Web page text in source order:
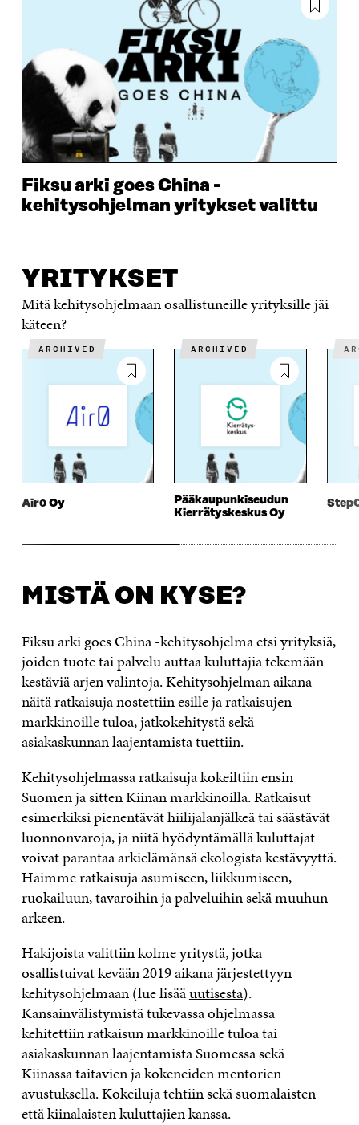
Fiksu arki goes China -
kehitysohjelman yritykset valittu
YRITYKSET
Mitä kehitysohjelmaan osallistuneille yrityksille jäi
käteen?
ARCHIVED
Air0 Oy
ARCHIVED
Pääkaupunkiseudun
Kierrätyskeskus Oy
MISTÄ ON KYSE?
Fiksu arki goes China -kehitysohjelma etsi yrityksiä,
joiden tuote tai palvelu auttaa kuluttajia tekemään
kestäviä arjen valintoja. Kehitysohjelman aikana
näitä ratkaisuja nostettiin esille ja ratkaisujen
markkinoille tuloa, jatkokehitystä sekä
asiakaskunnan laajentamista tuettiin.
Kehitysohjelmassa ratkaisuja kokeiltiin ensin
Suomen ja sitten Kiinan markkinoilla. Ratkaisut
esimerkiksi pienentävät hiilijalanjälkeä tai säästävät
luonnonvaroja, ja niitä hyödyntämällä kuluttajat
voivat parantaa arkielämänsä ekologista kestävyyttä.
Haimme ratkaisuja asumiseen, liikkumiseen,
ruokailuun, tavaroihin ja palveluihin sekä muuhun
arkeen.
Hakijoista valittiin kolme yritystä, jotka
osallistuivat kevään 2019 aikana järjestettyyn
kehitysohjelmaan (lue lisääuutisesta).
Kansainvälistymistä tukevassa ohjelmassa
kehitettiin ratkaisun markkinoille tuloa tai
asiakaskunnan laajentamista Suomessa sekä
Kiinassa taitavien ja kokeneiden mentorien
avustuksella. Kokeiluja tehtiin sekä suomalaisten
että kiinalaisten kuluttajien kanssa.